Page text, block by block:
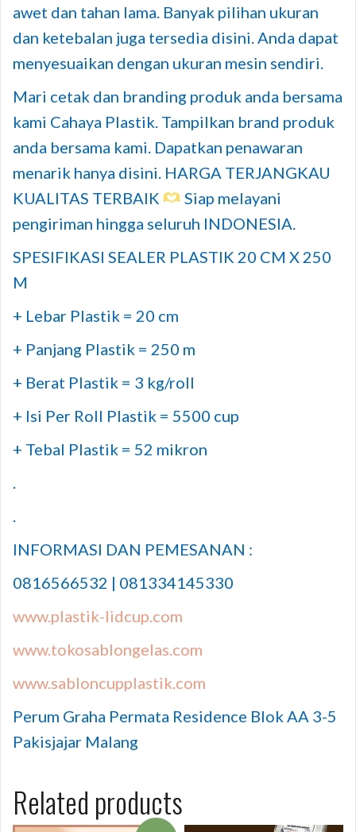
awet dan tahan lama. Banyak pilihan ukuran
dan ketebalan juga tersedia disini. Anda dapat
menyesuaikan dengan ukuran mesin sendiri.
Mari cetak dan branding produk anda bersama
kami Cahaya Plastik. Tampilkan brand produk
anda bersama kami. Dapatkan penawaran
menarik hanya disini. HARGA TERJANGKAU
KUALITAS TERBAIK
Siap melayani
pengiriman hingga seluruh INDONESIA.
SPESIFIKASI SEALER PLASTIK 20 CM X 250
M
+ Lebar Plastik = 20 cm
+ Panjang Plastik = 250 m
+ Berat Plastik = 3 kg/roll
+ Isi Per Roll Plastik = 5500 cup
+ Tebal Plastik = 52 mikron
.
.
INFORMASI DAN PEMESANAN :
0816566532 | 081334145330
www.plastik-lidcup.com
www.tokosablongelas.com
www.sabloncupplastik.com
Perum Graha Permata Residence Blok AA 3-5
Pakisjajar Malang
Related products